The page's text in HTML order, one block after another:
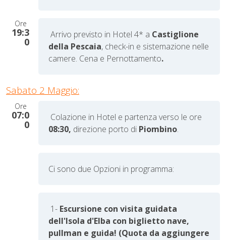
Ore
19:3
0
Arrivo previsto in Hotel 4* a Castiglione
della Pescaia, check-in e sistemazione nelle
camere. Cena e Pernottamento.
Sabato 2 Maggio:
Ore
07:0
0
Colazione in Hotel e partenza verso le ore
08:30, direzione porto diPiombino.
Ci sono due Opzioni in programma:
1- Escursione con visita guidata
dell'Isola d'Elba con biglietto nave,
pullman e guida! (Quota da aggiungere